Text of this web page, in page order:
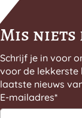
Mis
Schrijf je in voor
voor de lekkerste
laatste nieuws
E-mailadres*